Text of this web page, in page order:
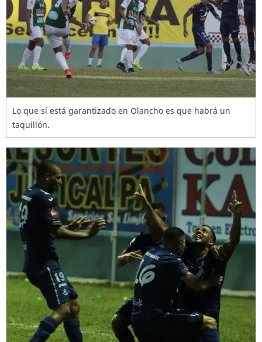
Lo que sí está garantizado en Olancho es que habrá un
taquillón.